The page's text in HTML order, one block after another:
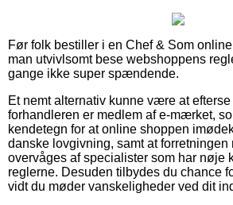
Før folk bestiller i en Chef & Som
man utvivlsomt bese webshoppens
gange ikke super spændende.
Et nemt alternativ kunne være at
forhandleren er medlem af e-mærket,
kendetegn for at online shoppen
danske lovgivning, samt at
overvåges af specialister som har nøje
reglerne. Desuden tilbydes du chance
vidt du møder vanskeligheder ved dit